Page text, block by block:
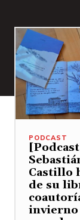
PODCAST
Castillo
de su
invierno